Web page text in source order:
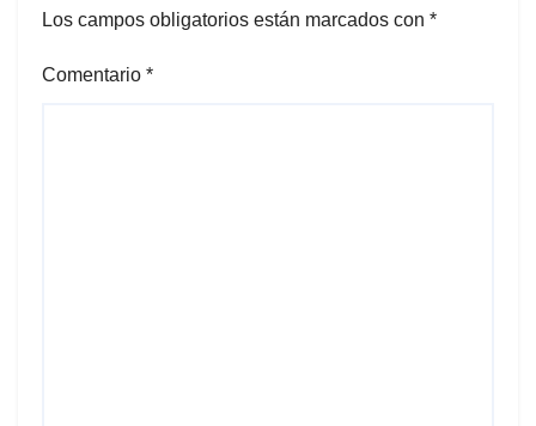
Los campos obligatorios están marcados con *
Comentario *